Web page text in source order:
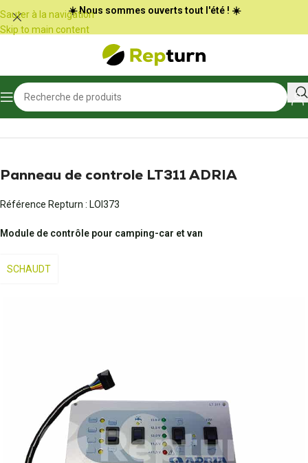
Panneau de gestion des cookies
Sauter à la navigation
Skip to main content
☀️ Nous sommes ouverts tout l'été ! ☀️
Accueil
Panneau de controle LT311 ADRIA
Référence Repturn : LOI373
Module de contrôle pour camping-car et van
SCHAUDT